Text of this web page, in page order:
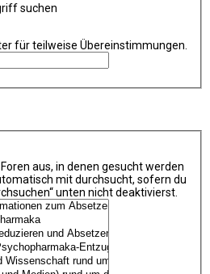
suchen
für teilweise Übereinstimmungen.
aus, in denen gesucht werden
mit durchsucht, sofern du
unten nicht deaktivierst.